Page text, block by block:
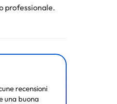
in cui offre il
professionale.
recensioni
una buona